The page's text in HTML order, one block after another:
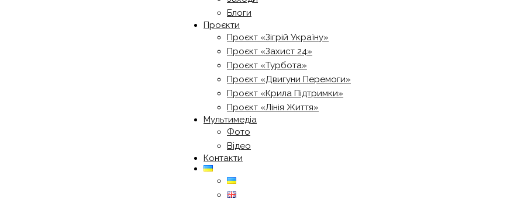
Блоги
Проєкти
Проєкт «Зігрій Україну»
Проєкт «Захист 24»
Проєкт «Турбота»
Проєкт «Двигуни Перемоги»
Проєкт «Крила Підтримки»
Проєкт «Лінія Життя»
Мультимедіа
Фото
Відео
Контакти